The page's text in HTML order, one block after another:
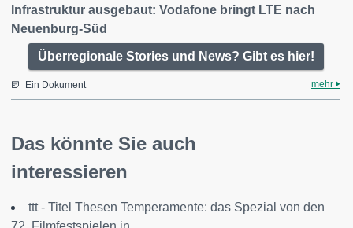
Infrastruktur ausgebaut: Vodafone bringt LTE nach
Neuenburg-Süd
Überregionale Stories und News? Gibt es hier!
Ein Dokument mehr
Das könnte Sie auch
interessieren
ttt - Titel Thesen Temperamente: das Spezial von den